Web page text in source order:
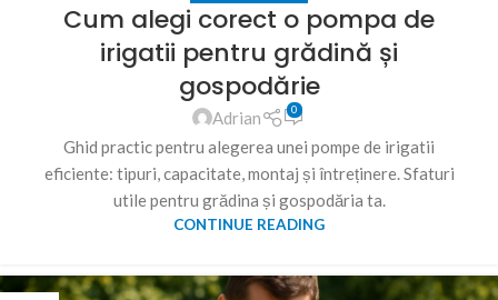
Cum alegi corect o pompa de
irigatii pentru grădină și
gospodărie
Adrian 0
Ghid practic pentru alegerea unei pompe de irigatii
eficiente: tipuri, capacitate, montaj și întreținere. Sfaturi
utile pentru grădina și gospodăria ta.
CONTINUE READING